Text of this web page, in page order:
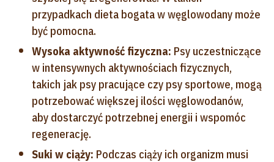
przypadkach dieta bogata w węglowodany może
być pomocna.
Wysoka aktywność fizyczna: Psy uczestniczące
w intensywnych aktywnościach fizycznych,
takich jak psy pracujące czy psy sportowe, mogą
potrzebować większej ilości węglowodanów,
aby dostarczyć potrzebnej energii i wspomóc
regenerację.
Suki w ciąży: Podczas ciąży ich organizm musi